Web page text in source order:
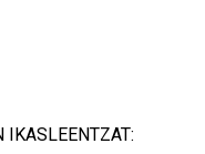
IKASLEENTZAT: